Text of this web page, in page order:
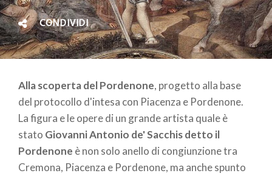
CONDIVIDI
Alla scoperta del Pordenone, progetto alla base
del protocollo d'intesa con Piacenza e Pordenone.
La figura e le opere di un grande artista quale è
stato Giovanni Antonio de' Sacchis detto il
Pordenone è non solo anello di congiunzione tra
Cremona, Piacenza e Pordenone, ma anche spunto